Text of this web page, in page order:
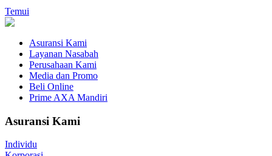
Temui
Asuransi Kami
Layanan Nasabah
Perusahaan Kami
Media dan Promo
Beli Online
Prime AXA Mandiri
Asuransi Kami
Individu